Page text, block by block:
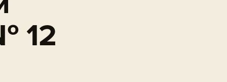
12